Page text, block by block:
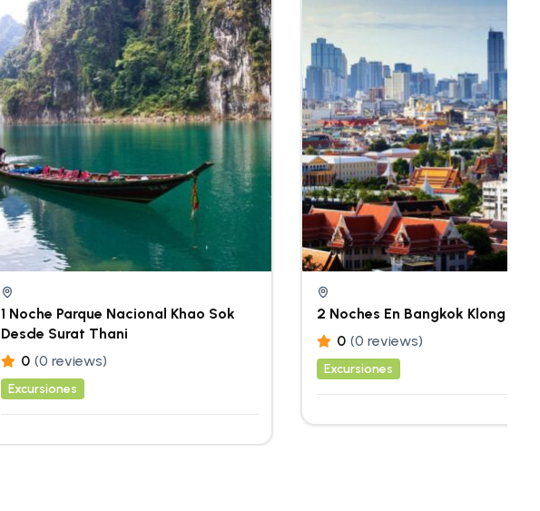
1 Noche Parque Nacional Khao Sok
Desde Surat Thani
0 (0 reviews)
Excursiones
2 Noches En Bangkok Klong Tour
0 (0 reviews)
Excursiones